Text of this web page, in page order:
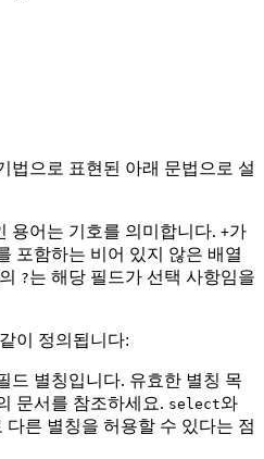
법으로 표현된 아래 문법으로 설
용어는 기호를 의미합니다. +가
포함하는 비어 있지 않은 배열
?는 해당 필드가 선택 사항임을
이 정의됩니다:
드 별칭입니다. 유효한 별칭 목
문서를 참조하세요. select와
다른 별칭을 허용할 수 있다는 점